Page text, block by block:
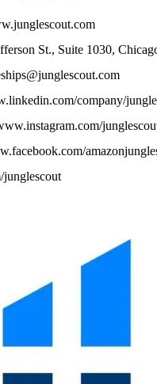
St., Suite 1030,
company/